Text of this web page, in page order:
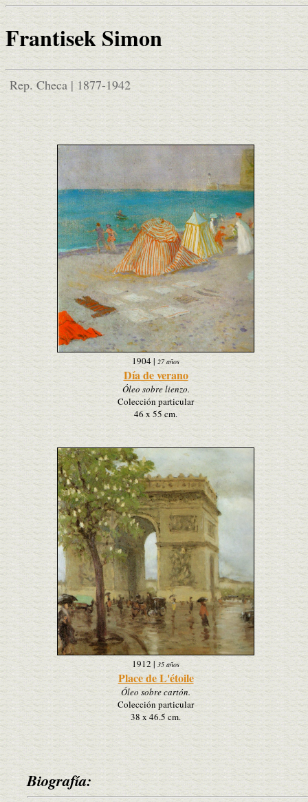
Frantisek Simon
Rep. Checa | 1877-1942
1904| 27 años
Día de verano
Óleo sobre lienzo.
Colección particular
46 x 55 cm.
1912 |35 años
Place de L'étoile
Óleo sobre cartón.
Colección particular
38 x 46.5 cm.
Biografía: